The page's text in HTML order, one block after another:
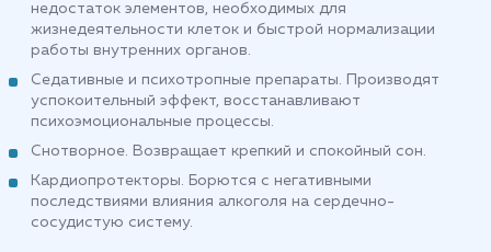
недостаток элементов, необходимых для
жизнедеятельности клеток и быстрой нормализации
работы внутренних органов.
Седативные и психотропные препараты. Производят
успокоительный эффект, восстанавливают
психоэмоциональные процессы.
Снотворное. Возвращает крепкий и спокойный сон.
Кардиопротекторы. Борются с негативными
последствиями влияния алкоголя на сердечно-
сосудистую систему.